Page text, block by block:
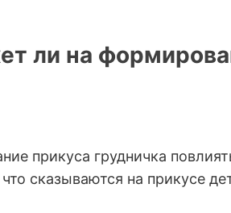
ли на
прикуса грудничка
сказываются на прикусе